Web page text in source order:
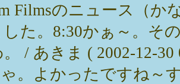
Filmsのニュース（か
た。8:30かぁ～。そ
/ あきま ( 2002-12-30
。よかったですね～